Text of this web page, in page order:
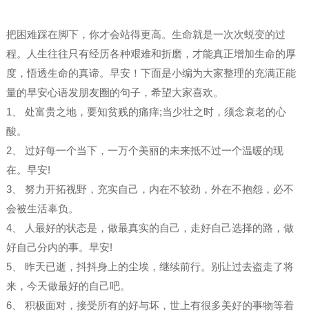
把困难踩在脚下，你才会站得更高。生命就是一次次蜕变的过
程。人生往往只有经历各种艰难和折磨，才能真正增加生命的厚
度，悟透生命的真谛。早安！下面是小编为大家整理的充满正能
量的早安心语发朋友圈的句子，希望大家喜欢。
1、 处富贵之地，要知贫贱的痛痒;当少壮之时，须念衰老的心
酸。
2、 过好每一个当下，一万个美丽的未来抵不过一个温暖的现
在。早安!
3、 努力开拓视野，充实自己，内在不较劲，外在不抱怨，必不
会被生活辜负。 ​
4、 人最好的状态是，做最真实的自己，走好自己选择的路，做
好自己分内的事。早安!
5、 昨天已逝，抖抖身上的尘埃，继续前行。别让过去盗走了将
来，今天做最好的自己吧。 ​
6、 积极面对，接受所有的好与坏，世上有很多美好的事物等着